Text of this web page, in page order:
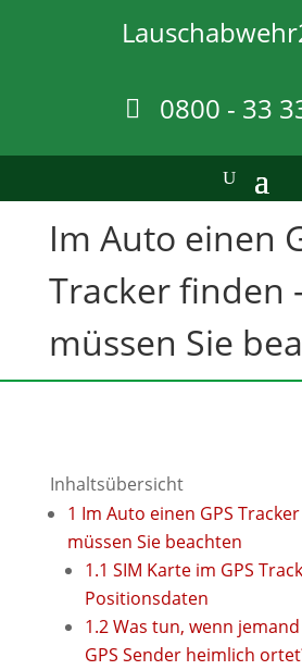
0800 - 33
Im Auto einen
Tracker finden
müssen Sie
Inhaltsübersicht
1 Im Auto einen GPS
müssen Sie beachten
1.1 SIM Karte im GPS
Positionsdaten
1.2Was tun, wenn
GPS Sender heimlich